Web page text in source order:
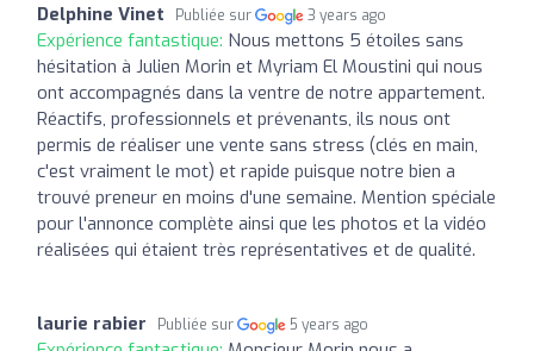
Delphine Vinet Publiée sur 3 years ago
Expérience fantastique: Nous mettons 5 étoiles sans
hésitation à Julien Morin et Myriam El Moustini qui nous
ont accompagnés dans la ventre de notre appartement.
Réactifs, professionnels et prévenants, ils nous ont
permis de réaliser une vente sans stress (clés en main,
c'est vraiment le mot) et rapide puisque notre bien a
trouvé preneur en moins d'une semaine. Mention spéciale
pour l'annonce complète ainsi que les photos et la vidéo
réalisées qui étaient très représentatives et de qualité.
laurie rabier Publiée sur 5 years ago